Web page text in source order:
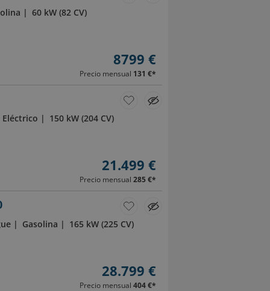
60 kW (82 CV)
8799 €
Precio mensual 131 €*
Eléctrico 150 kW (204 CV)
21.499 €
Precio mensual 285 €*
Gasolina 165 kW (225 CV)
28.799 €
Precio mensual 404 €*